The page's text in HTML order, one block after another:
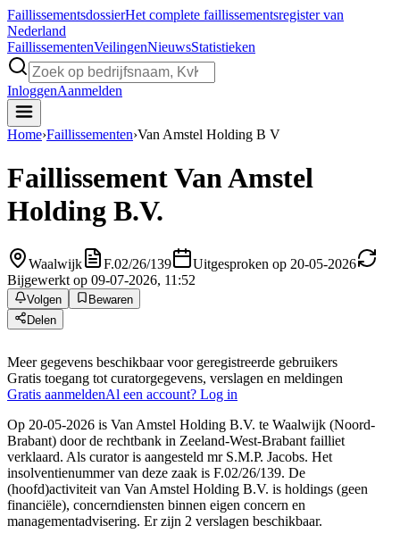
FaillissementsdossierHet complete faillissementsregister van
Nederland
FaillissementenVeilingenNieuwsStatistieken
InloggenAanmelden
Home›Faillissementen›Van Amstel Holding B V
FaillissementVan Amstel
Holding B.V.
Waalwijk F.02/26/139
Uitgesproken op 20-05-2026
Bijgewerkt op 09-07-2026, 11:52
Volgen
Bewaren
Delen
Meer gegevens beschikbaar voor geregistreerde gebruikers
Gratis toegang tot curatorgegevens, verslagen en meldingen
Gratis aanmeldenAl een account? Log in
Op 20-05-2026 is Van Amstel Holding B.V. te Waalwijk (Noord-
Brabant) door de rechtbank in Zeeland-West-Brabant failliet
verklaard. Als curator is aangesteld mr S.M.P. Jacobs. Het
insolventienummer van deze zaak is F.02/26/139. De
(hoofd)activiteit van Van Amstel Holding B.V. is holdings (geen
financiële), concerndiensten binnen eigen concern en
managementadvisering. Er zijn 2 verslagen beschikbaar.